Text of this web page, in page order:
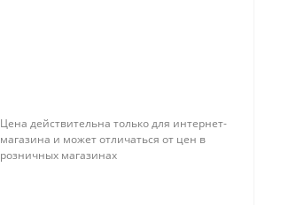
Цена действительна только для интернет-
магазина и может отличаться от цен в
розничных магазинах